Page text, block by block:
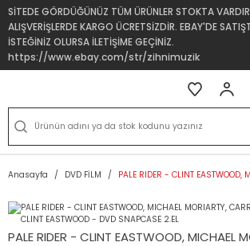
SİTEDE GÖRDÜĞÜNÜZ TÜM ÜRÜNLER STOKTA
ALIŞVERİŞLERDE KARGO ÜCRETSİZDİR. EBAY'DE
İSTEĞİNİZ OLURSA İLETİŞİME GEÇİNİZ.
https://www.ebay.com/str/zihnimuzik
Anasayfa DVD FİLM PALE RIDER - CLINT EASTWOOD,
PALE RIDER - CLINT EASTWOOD, MICHAEL